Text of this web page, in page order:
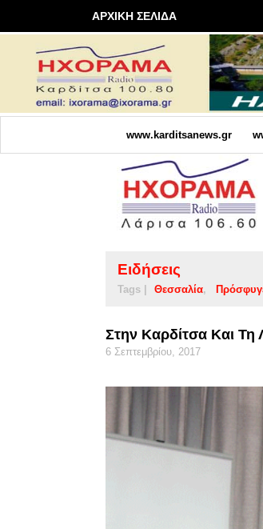
ΑΡΧΙΚΗ ΣΕΛΙΔΑ
www.karditsanews.gr
Ειδήσεις
Tags | Θεσσαλία
Στην Καρδίτσα Και Τη
6 Σεπτεμβρίου, 2017